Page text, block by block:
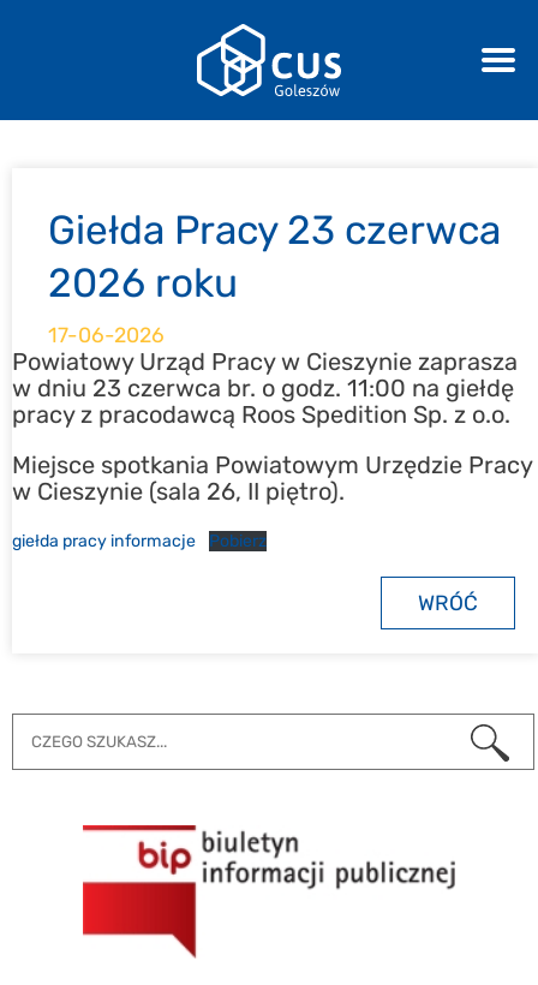
Giełda Pracy 23 czerwca
2026 roku
17-06-2026
Powiatowy Urząd Pracy w Cieszynie zaprasza
w dniu 23 czerwca br. o godz. 11:00 na giełdę
pracy z pracodawcą Roos Spedition Sp. z o.o.
Miejsce spotkania Powiatowym Urzędzie Pracy
w Cieszynie (sala 26, II piętro).
giełda pracy informacje Pobierz
WRÓĆ